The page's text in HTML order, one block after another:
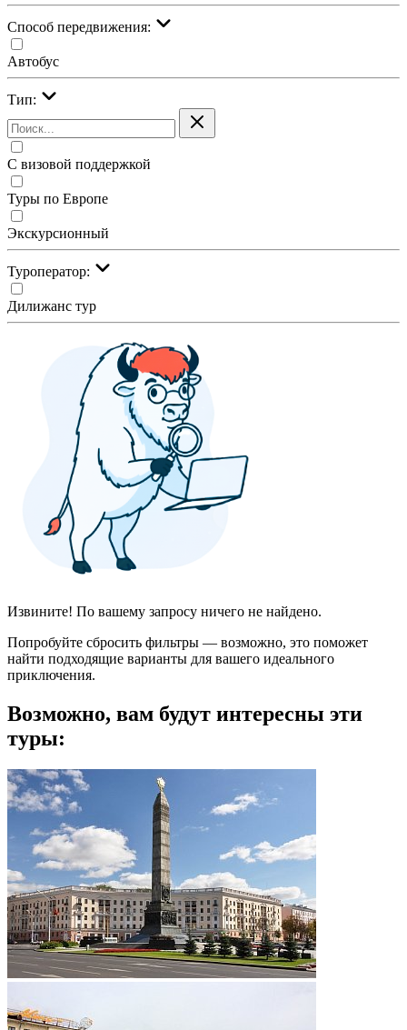
Cпособ передвижения:
Автобус
Тип:
С визовой поддержкой
Туры по Европе
Экскурсионный
Туроператор:
Дилижанс тур
Извините! По вашему запросу ничего не найдено.
Попробуйте сбросить фильтры — возможно, это поможет
найти подходящие варианты для вашего идеального
приключения.
Возможно, вам будут интересны эти
туры: